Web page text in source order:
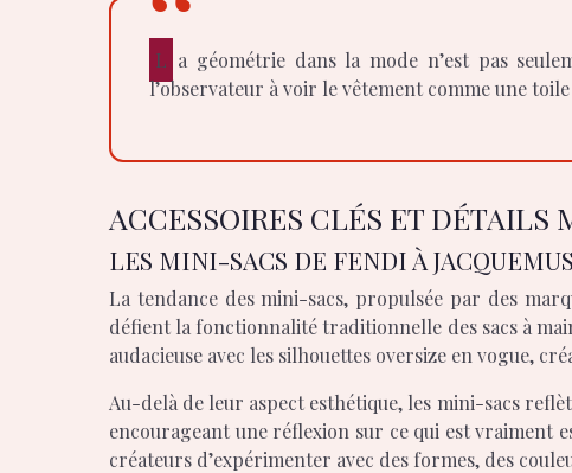
La géométrie dans la mode n’est pas seulement une question d’esthétique, mais aussi de perception et d’équilibre. Elle invite le porteur et
l’observateur à voir le vêtement comme une
ACCESSOIRES CLÉS ET DÉTAILS
LES MINI-SACS DE FENDI À JACQUEMUS
La tendance des mini-sacs, propulsée par des
défient la fonctionnalité traditionnelle des sacs à
audacieuse avec les silhouettes oversize en vogue,
Au-delà de leur aspect esthétique, les mini-sacs
encourageant une réflexion sur ce qui est vraiment
créateurs d’expérimenter avec des formes, des